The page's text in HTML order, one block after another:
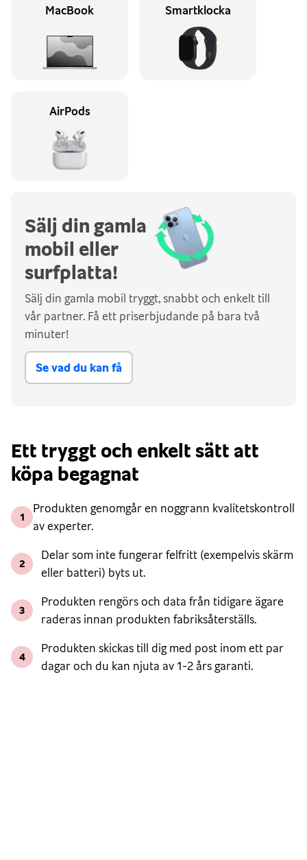
MacBook Smartklocka
AirPods
Sälj din gamla
mobil eller
surfplatta!
Sälj din gamla mobil tryggt, snabbt och enkelt till
vår partner. Få ett priserbjudande på bara två
minuter!
Se vad du kan få
Ett tryggt och enkelt sätt att
köpa begagnat
1
Produkten genomgår en noggrann kvalitetskontroll
av experter.
2
Delar som inte fungerar felfritt (exempelvis skärm
eller batteri) byts ut.
3
Produkten rengörs och data från tidigare ägare
raderas innan produkten fabriksåterställs.
4
Produkten skickas till dig med post inom ett par
dagar och du kan njuta av 1-2 års garanti.